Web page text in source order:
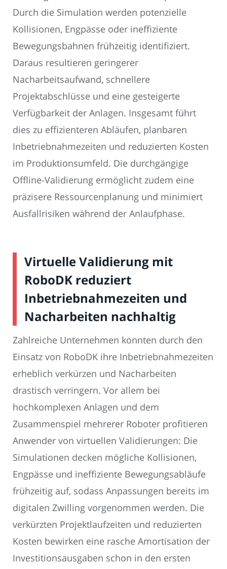
Durch die Simulation werden potenzielle
Kollisionen, Engpässe oder ineffiziente
Bewegungsbahnen frühzeitig identifiziert.
Daraus resultieren geringerer
Nacharbeitsaufwand, schnellere
Projektabschlüsse und eine gesteigerte
Verfügbarkeit der Anlagen. Insgesamt führt
dies zu effizienteren Abläufen, planbaren
Inbetriebnahmezeiten und reduzierten Kosten
im Produktionsumfeld. Die durchgängige
Offline-Validierung ermöglicht zudem eine
präzisere Ressourcenplanung und minimiert
Ausfallrisiken während der Anlaufphase.
Virtuelle Validierung mit
RoboDK reduziert
Inbetriebnahmezeiten und
Nacharbeiten nachhaltig
Zahlreiche Unternehmen konnten durch den
Einsatz von RoboDK ihre Inbetriebnahmezeiten
erheblich verkürzen und Nacharbeiten
drastisch verringern. Vor allem bei
hochkomplexen Anlagen und dem
Zusammenspiel mehrerer Roboter profitieren
Anwender von virtuellen Validierungen: Die
Simulationen decken mögliche Kollisionen,
Engpässe und ineffiziente Bewegungsabläufe
frühzeitig auf, sodass Anpassungen bereits im
digitalen Zwilling vorgenommen werden. Die
verkürzten Projektlaufzeiten und reduzierten
Kosten bewirken eine rasche Amortisation der
Investitionsausgaben schon in den ersten